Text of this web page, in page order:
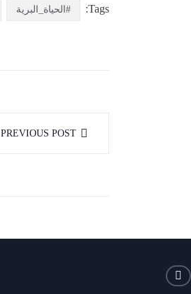
Tags: #الحياة_البرية
PREVIOUS POST